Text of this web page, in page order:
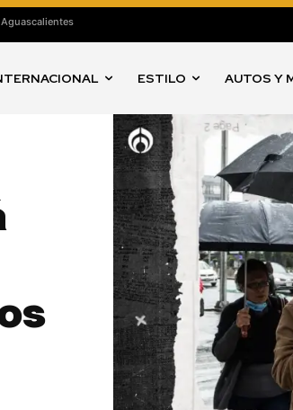
Aguascalientes
ESTILO AUTOS Y